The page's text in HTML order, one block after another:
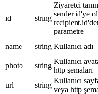
id string
Ziyaretçi
sender.id'ye
parametre
name string Kullanıcı adı
photo
string
Kullanıcı
http şemaları
url
string
Kullanıcı
veya http